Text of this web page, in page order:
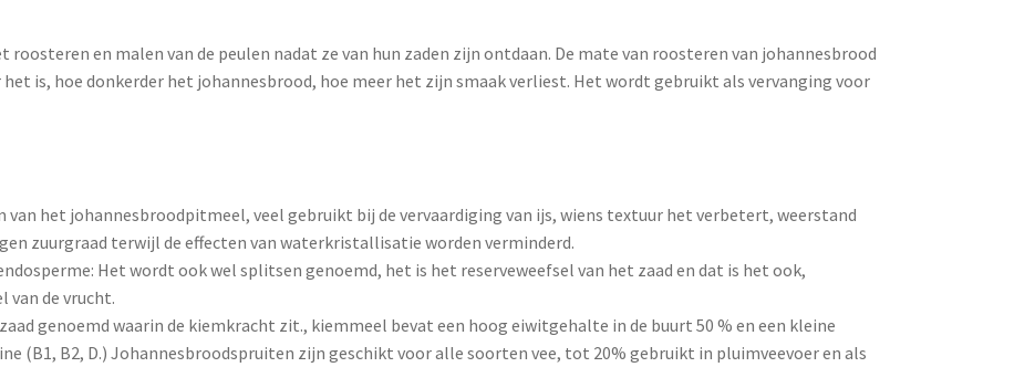
en malen van de peulen nadat ze van hun zaden zijn ontdaan. De mate van roosteren van johannesbrood
het is, hoe donkerder het johannesbrood, hoe meer het zijn smaak verliest. Het wordt gebruikt als vervanging voor
het johannesbroodpitmeel, veel gebruikt bij de vervaardiging van ijs, wiens textuur het verbetert, weerstand
zuurgraad terwijl de effecten van waterkristallisatie worden verminderd.
Het wordt ook wel splitsen genoemd, het is het reserveweefsel van het zaad en dat is het ook,
van de vrucht.
genoemd waarin de kiemkracht zit., kiemmeel bevat een hoog eiwitgehalte in de buurt 50 % en een kleine
(B1, B2, D.) Johannesbroodspruiten zijn geschikt voor alle soorten vee, tot 20% gebruikt in pluimveevoer en als